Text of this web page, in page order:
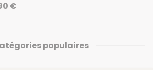
€
populaires